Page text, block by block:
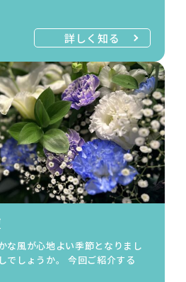
詳しく知る
な風が心地よい季節となりまし
でしょうか。 今回ご紹介する